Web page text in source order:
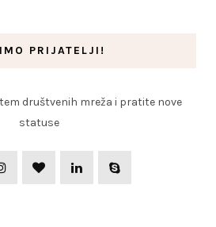
PRIJATELJI!
društvenih mreža i pratite nove
statuse